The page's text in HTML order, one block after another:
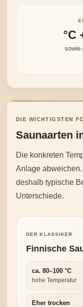
°C
sowie
DIE WICHTIGSTEN
Saunaarten
Die konkreten
Anlage
deshalb typische
Unterschiede.
DER KLASSIKER
Finnische
ca. 80–100 °C
hohe Temperatur
Eher trocken